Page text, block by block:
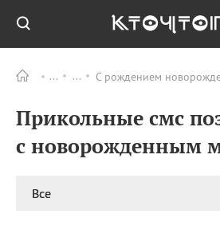
С рождением
Прикольные смс
с новорожденным
Все
09.08